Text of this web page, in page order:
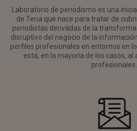
Laboratorio de periodismo es una
de Tena que nace para tratar de
periodistas derivadas de la
disruptivo del negocio de la
perfiles profesionales en entornos en
está, en la mayoría de los casos, al
profesionales.